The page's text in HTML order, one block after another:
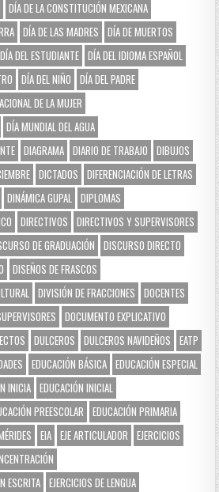
DÍA DE LA CONSTITUCIÓN MEXICANA
DÍA DE LAS MADRES
DÍA DE MUERTOS
DÍA DEL ESTUDIANTE DÍA DEL IDIOMA ESPAÑOL
DÍA DEL NIÑO
DÍA DEL PADRE
DE LA MUJER
DÍA MUNDIAL DEL AGUA
DIAGRAMA DIARIO DE TRABAJO
DIBUJOS
DICTADOS
DIFERENCIACIÓN DE LETRAS
DINÁMICA GUPAL DIPLOMAS
DIRECTIVOS
DIRECTIVOS Y SUPERVISORES
DE GRADUACIÓN
DISCURSO DIRECTO
DISEÑOS DE FRASCOS
DIVISIÓN DE FRACCIONES
DOCENTES
DOCUMENTO EXPLICATIVO
DULCEROS DULCEROS NAVIDEÑOS
EATP
EDUCACIÓN BÁSICA EDUCACIÓN ESPECIAL
INICIA EDUCACIÓN INICIAL
PREESCOLAR
EDUCACIÓN PRIMARIA
EIA EJE ARTICULADOR
EJERCICIOS
ESCRITA EJERCICIOS DE LENGUA